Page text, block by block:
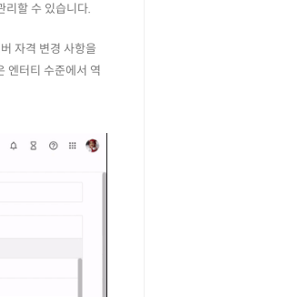
리할 수 있습니다.
자격 변경 사항을
엔터티 수준에서 역